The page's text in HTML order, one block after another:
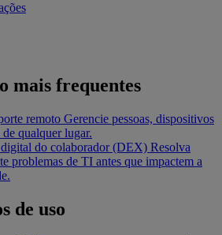
mais frequentes
remoto Gerencie pessoas, dispositivos
qualquer lugar.
do colaborador (DEX) Resolva
problemas de TI antes que impactem a
de uso